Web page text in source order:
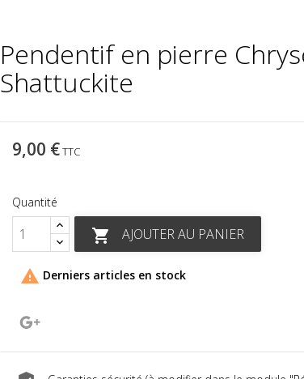
Pendentif en pierre
Shattuckite
9,00 €TTC
Quantité
 AJOUTER AU PANIER
 Derniers articles en stock